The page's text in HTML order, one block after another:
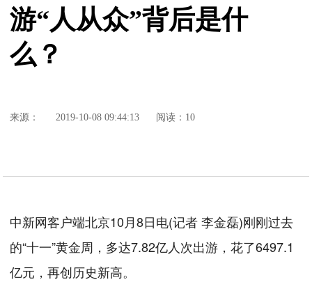
游“人从众”背后是什
么？
来源： 2019-10-08 09:44:13 阅读：10
中新网客户端北京10月8日电(记者 李金磊)刚刚过去
的“十一”黄金周，多达7.82亿人次出游，花了6497.1
亿元，再创历史新高。